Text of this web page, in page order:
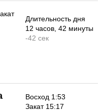
Длительность дня
12 часов , 42 минуты
-42 сек
Восход 1:53
Закат 15:17